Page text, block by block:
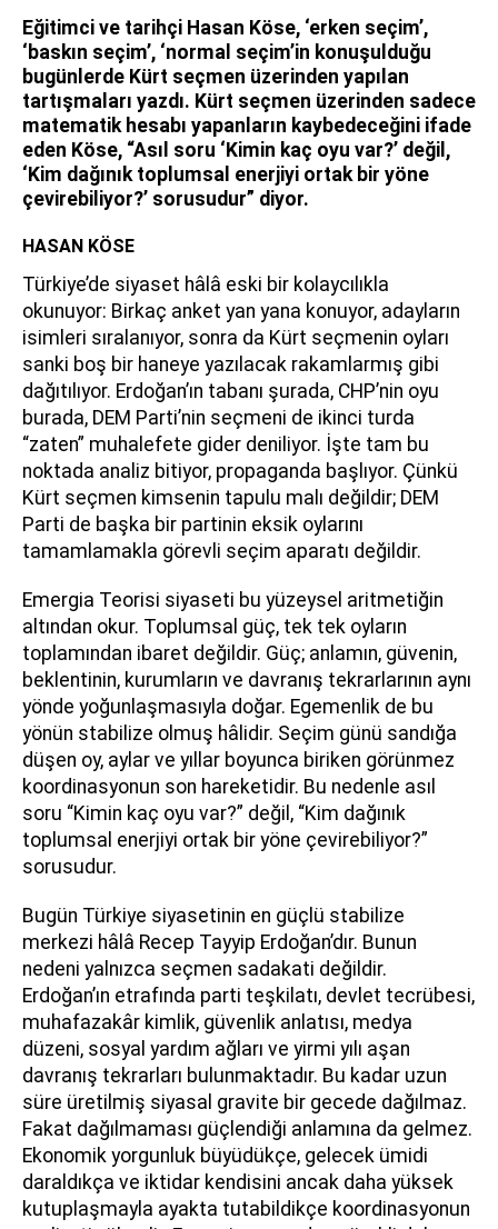
Eğitimci ve tarihçi Hasan Köse, ‘erken seçim’,
‘baskın seçim’, ‘normal seçim’in konuşulduğu
bugünlerde Kürt seçmen üzerinden yapılan
tartışmaları yazdı. Kürt seçmen üzerinden sadece
matematik hesabı yapanların kaybedeceğini ifade
eden Köse, “Asıl soru ‘Kimin kaç oyu var?’ değil,
‘Kim dağınık toplumsal enerjiyi ortak bir yöne
çevirebiliyor?’ sorusudur” diyor.
HASAN KÖSE
Türkiye’de siyaset hâlâ eski bir kolaycılıkla
okunuyor: Birkaç anket yan yana konuyor, adayların
isimleri sıralanıyor, sonra da Kürt seçmenin oyları
sanki boş bir haneye yazılacak rakamlarmış gibi
dağıtılıyor. Erdoğan’ın tabanı şurada, CHP’nin oyu
burada, DEM Parti’nin seçmeni de ikinci turda
“zaten” muhalefete gider deniliyor. İşte tam bu
noktada analiz bitiyor, propaganda başlıyor. Çünkü
Kürt seçmen kimsenin tapulu malı değildir; DEM
Parti de başka bir partinin eksik oylarını
tamamlamakla görevli seçim aparatı değildir.
Emergia Teorisi siyaseti bu yüzeysel aritmetiğin
altından okur. Toplumsal güç, tek tek oyların
toplamından ibaret değildir. Güç; anlamın, güvenin,
beklentinin, kurumların ve davranış tekrarlarının aynı
yönde yoğunlaşmasıyla doğar. Egemenlik de bu
yönün stabilize olmuş hâlidir. Seçim günü sandığa
düşen oy, aylar ve yıllar boyunca biriken görünmez
koordinasyonun son hareketidir. Bu nedenle asıl
soru “Kimin kaç oyu var?” değil, “Kim dağınık
toplumsal enerjiyi ortak bir yöne çevirebiliyor?”
sorusudur.
Bugün Türkiye siyasetinin en güçlü stabilize
merkezi hâlâ Recep Tayyip Erdoğan’dır. Bunun
nedeni yalnızca seçmen sadakati değildir.
Erdoğan’ın etrafında parti teşkilatı, devlet tecrübesi,
muhafazakâr kimlik, güvenlik anlatısı, medya
düzeni, sosyal yardım ağları ve yirmi yılı aşan
davranış tekrarları bulunmaktadır. Bu kadar uzun
süre üretilmiş siyasal gravite bir gecede dağılmaz.
Fakat dağılmaması güçlendiği anlamına da gelmez.
Ekonomik yorgunluk büyüdükçe, gelecek ümidi
daraldıkça ve iktidar kendisini ancak daha yüksek
kutuplaşmayla ayakta tutabildikçe koordinasyonun